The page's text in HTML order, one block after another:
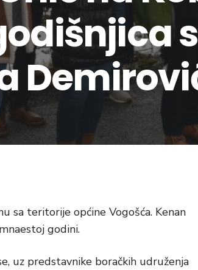
sa teritorije općine Vogošća. Kenan
godini.
uz predstavnike boračkih udruženja